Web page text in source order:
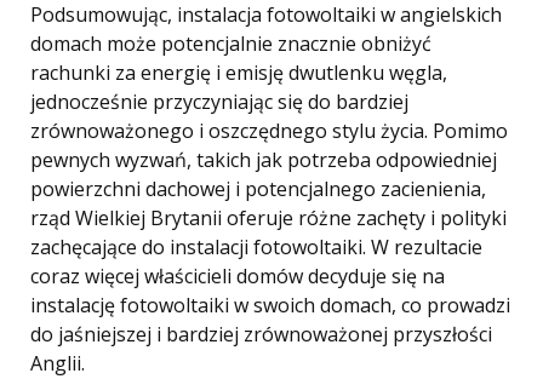
Podsumowując, instalacja fotowoltaiki w angielskich
domach może potencjalnie znacznie obniżyć
rachunki za energię i emisję dwutlenku węgla,
jednocześnie przyczyniając się do bardziej
zrównoważonego i oszczędnego stylu życia. Pomimo
pewnych wyzwań, takich jak potrzeba odpowiedniej
powierzchni dachowej i potencjalnego zacienienia,
rząd Wielkiej Brytanii oferuje różne zachęty i polityki
zachęcające do instalacji fotowoltaiki. W rezultacie
coraz więcej właścicieli domów decyduje się na
instalację fotowoltaiki w swoich domach, co prowadzi
do jaśniejszej i bardziej zrównoważonej przyszłości
Anglii.